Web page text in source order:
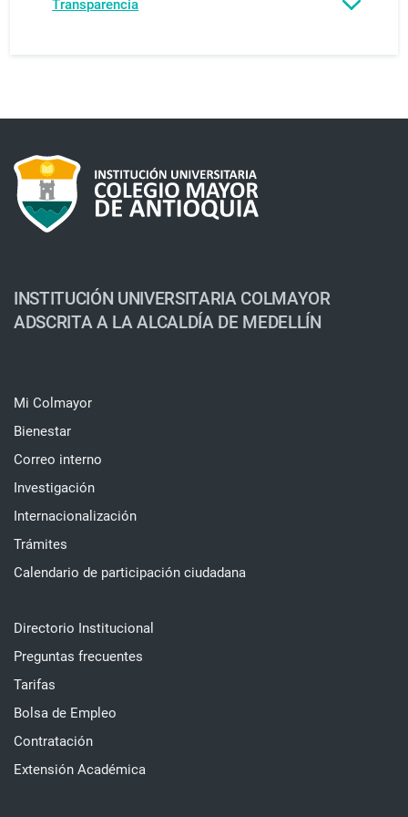
Transparencia
INSTITUCIÓN UNIVERSITARIA COLMAYOR
ADSCRITA A LA ALCALDÍA DE MEDELLÍN
Mi Colmayor
Bienestar
Correo interno
Investigación
Internacionalización
Trámites
Calendario de participación ciudadana
Directorio Institucional
Preguntas frecuentes
Tarifas
Bolsa de Empleo
Contratación
Extensión Académica